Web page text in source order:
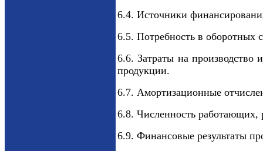
6.4. Источники
6.5. Потребность в оборотных
6.6. Затраты на производство
продукции.
6.7. Амортизационные
6.8. Численность работающих,
6.9. Финансовые результаты